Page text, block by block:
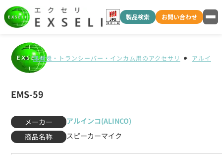
製品検索 お問い合わせ
無線機・トランシーバー・インカム用のアクセサリ アルイン
EMS-59
メーカー
アルインコ(ALINCO)
商品名称
スピーカーマイク